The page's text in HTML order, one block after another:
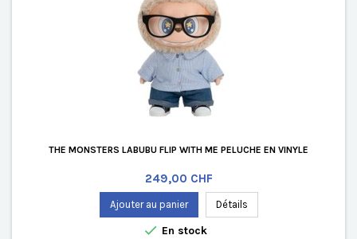
THE MONSTERS LABUBU FLIP WITH ME PELUCHE EN VINYLE
Prix
249,00 CHF
Ajouter au panier Détails
 En stock